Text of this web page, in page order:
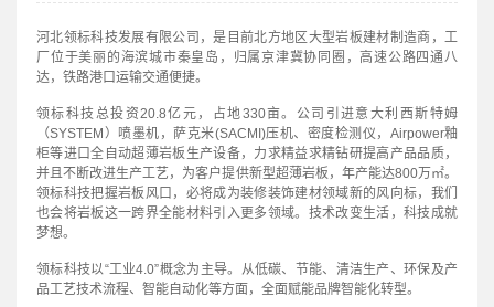
河北领标科技发展有限公司，是目前北方地区大型岩板建材制造商，工
厂位于美丽的海滨城市秦皇岛，归属京津冀协同圈，高速公路四通八
达，铁路港口运输交通便捷。
领标科技总投资20.8亿元，占地330亩。公司引进意大利西斯特姆
（SYSTEM）喷墨机，萨克米(SACMI)压机、密度检测仪，Airpower釉
柜等进口全自动超薄岩板生产设备，力求精益求精钻研提高产品品质，
并且不断改进生产工艺，为客户提供新型超薄岩板，年产能达800万㎡。
领标科技把握岩板风口，必将成为装修装饰建材领域新的风向标，我们
也会将岩板这一跨界全能材料引入更多领域。技术改变生活，科技成就
梦想。
领标科技以“工业4.0”概念为主导。从低碳、节能、清洁生产、环保及产
品工艺技术流程、智能自动化等方面，全面赋能品牌智能化转型。